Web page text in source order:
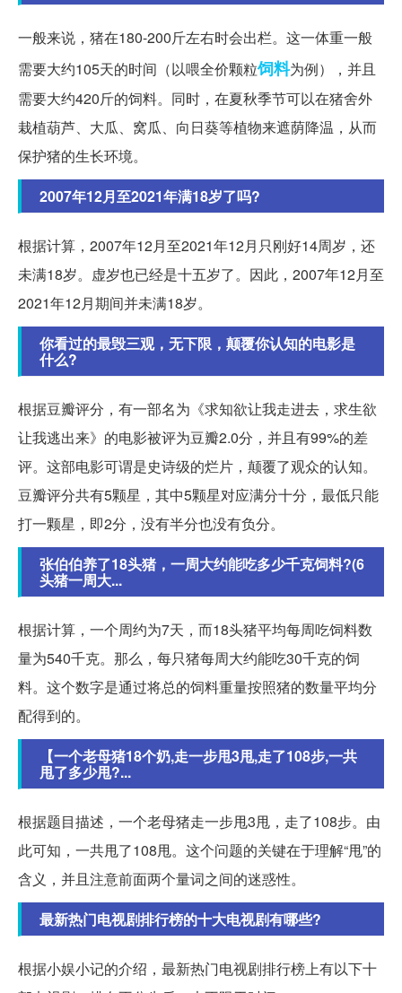
一般来说，猪在180-200斤左右时会出栏。这一体重一般
需要大约105天的时间（以喂全价颗粒饲料为例），并且
需要大约420斤的饲料。同时，在夏秋季节可以在猪舍外
栽植葫芦、大瓜、窝瓜、向日葵等植物来遮荫降温，从而
保护猪的生长环境。
2007年12月至2021年满18岁了吗?
根据计算，2007年12月至2021年12月只刚好14周岁，还
未满18岁。虚岁也已经是十五岁了。因此，2007年12月至
2021年12月期间并未满18岁。
你看过的最毁三观，无下限，颠覆你认知的电影是
什么?
根据豆瓣评分，有一部名为《求知欲让我走进去，求生欲
让我逃出来》的电影被评为豆瓣2.0分，并且有99%的差
评。这部电影可谓是史诗级的烂片，颠覆了观众的认知。
豆瓣评分共有5颗星，其中5颗星对应满分十分，最低只能
打一颗星，即2分，没有半分也没有负分。
张伯伯养了18头猪，一周大约能吃多少千克饲料?(6
头猪一周大...
根据计算，一个周约为7天，而18头猪平均每周吃饲料数
量为540千克。那么，每只猪每周大约能吃30千克的饲
料。这个数字是通过将总的饲料重量按照猪的数量平均分
配得到的。
【一个老母猪18个奶,走一步甩3甩,走了108步,一共
甩了多少甩?...
根据题目描述，一个老母猪走一步甩3甩，走了108步。由
此可知，一共甩了108甩。这个问题的关键在于理解“甩”的
含义，并且注意前面两个量词之间的迷惑性。
最新热门电视剧排行榜的十大电视剧有哪些?
根据小娱小记的介绍，最新热门电视剧排行榜上有以下十